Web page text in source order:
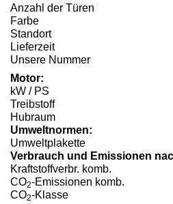
Anzahl der Türen
Farbe
Standort
Lieferzeit
Unsere Nummer
Motor:
kW / PS
Treibstoff
Hubraum
Umweltnormen:
Umweltplakette
Verbrauch und Emissionen
Kraftstoffverbr. komb.
CO2-Emissionen komb.
CO2-Klasse